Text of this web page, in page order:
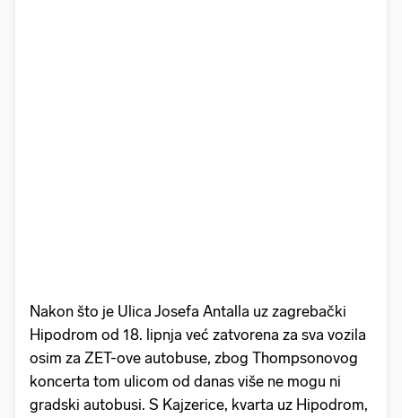
Nakon što je Ulica Josefa Antalla uz zagrebački
Hipodrom od 18. lipnja već zatvorena za sva vozila
osim za ZET-ove autobuse, zbog Thompsonovog
koncerta tom ulicom od danas više ne mogu ni
gradski autobusi. S Kajzerice, kvarta uz Hipodrom,